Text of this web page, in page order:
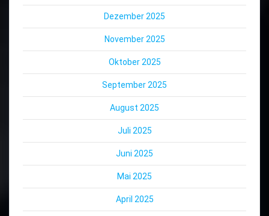
Dezember 2025
November 2025
Oktober 2025
September 2025
August 2025
Juli 2025
Juni 2025
Mai 2025
April 2025